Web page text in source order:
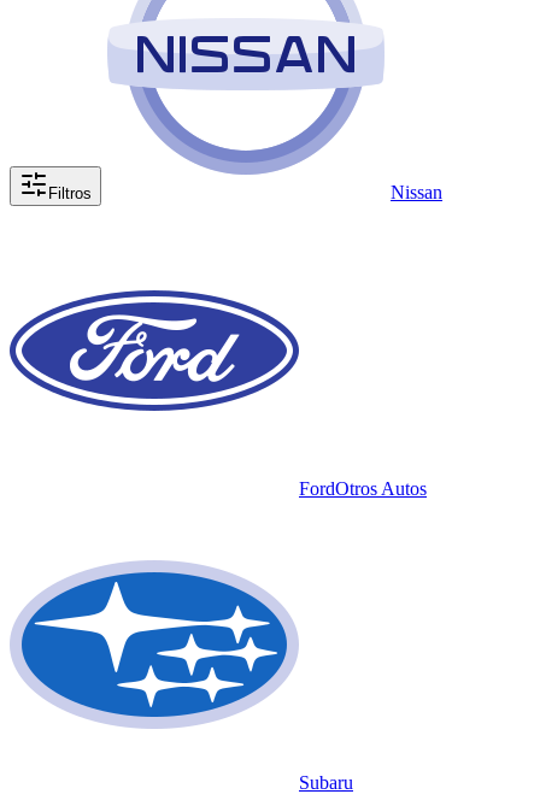
Filtros Nissan
FordOtros Autos
Subaru